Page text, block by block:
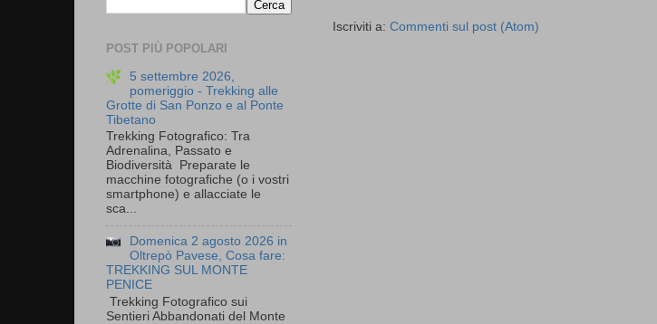
Iscriviti a: Commenti sul post (Atom)
POST PIÙ POPOLARI
5 settembre 2026,
pomeriggio - Trekking alle
Grotte di San Ponzo e al Ponte
Tibetano
Trekking Fotografico: Tra
Adrenalina, Passato e
Biodiversità Preparate le
macchine fotografiche (o i vostri
smartphone) e allacciate le
sca...
Domenica 2 agosto 2026 in
Oltrepò Pavese, Cosa fare:
TREKKING SUL MONTE
PENICE
Trekking Fotografico sui
Sentieri Abbandonati del Monte